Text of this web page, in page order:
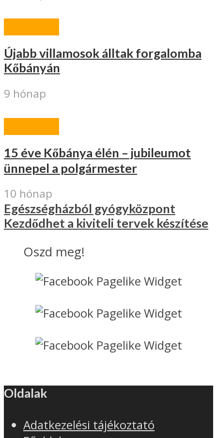
Újabb villamosok álltak forgalomba
Kőbányán
9 hónap
15 éve Kőbánya élén – jubileumot
ünnepel a polgármester
10 hónap
Egészségházból gyógyközpont
Kezdődhet a kiviteli tervek készítése
Oszd meg!
Oldalak
Adatkezelési tájékoztató